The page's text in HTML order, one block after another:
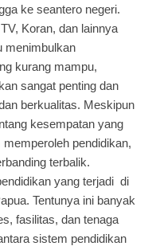
ke seantero negeri.
Koran, dan lainnya
menimbulkan
kurang mampu,
sangat penting dan
berkualitas. Meskipun
kesempatan yang
pendidikan,
terbalik.
yang terjadi di
Tentunya ini banyak
fasilitas, dan tenaga
sistem pendidikan